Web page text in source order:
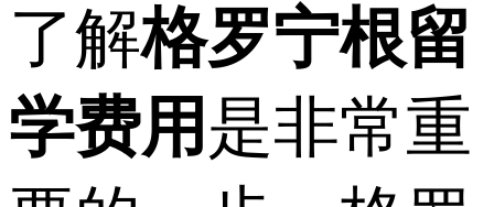
了解格罗宁根留
学费用是非常重